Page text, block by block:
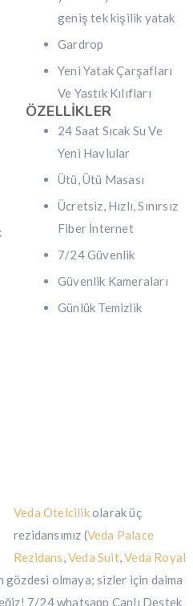
geniş tek kişilik yatak
Gardrop
Yeni Yatak Çarşafları
Ve Yastık Kılıfları
ÖZELLİKLER
24 Saat Sıcak Su Ve
Yeni Havlular
Ütü, Ütü Masası
Ücretsiz, Hızlı, Sınırsız
Fiber İnternet
7/24 Güvenlik
Güvenlik Kameraları
Günlük Temizlik
Veda Otelcilikolarak üç
rezidansımız (Veda Palace
Rezidans,Veda Suit,Veda Royal
gözdesi olmaya; sizler için daima
7/24 whatsapp Canlı Destek